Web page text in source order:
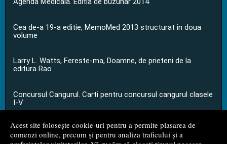
Acest site folosește cookie-uri pentru a permite plasarea de
comenzi online, precum și pentru analiza traficului și a
Cea de-a 19-a editie, MemoMed 2013 structurat in doua
volume
Larry L. Watts, Fereste-ma, Doamne, de prieteni de la
editura Rao
Concursul Cangurul. Carti pentru concursul cangurul clasele
I-V
...toate știrile